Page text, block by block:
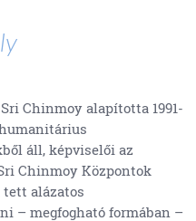
Chinmoy alapította 1991-
áll, képviselői az
Chinmoy Központok
tett alázatos
– megfogható formában –